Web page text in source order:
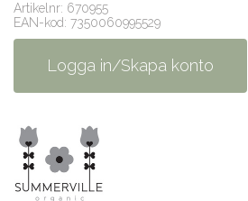
Artikelnr: 670955
EAN-kod: 7350060995529
Logga in/Skapa konto